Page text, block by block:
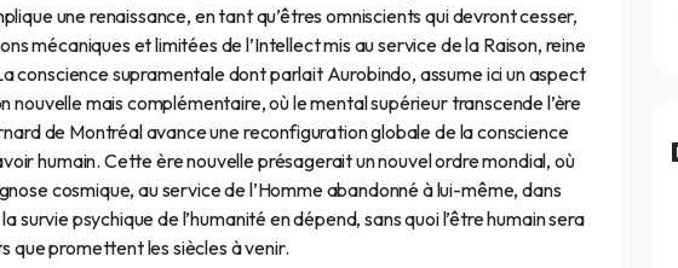
une renaissance, en tant qu’êtres omniscients qui devront cesser,
mécaniques et limitées de l’Intellect mis au service de la Raison, reine
conscience supramentale dont parlait Aurobindo, assume ici un aspect
mais complémentaire, où le mental supérieur transcende l’ère
de Montréal avance une reconfiguration globale de la conscience
humain. Cette ère nouvelle présagerait un nouvel ordre mondial, où
cosmique, au service de l’Homme abandonné à lui-même, dans
survie psychique de l’humanité en dépend, sans quoi l’être humain sera
que promettent les siècles à venir.